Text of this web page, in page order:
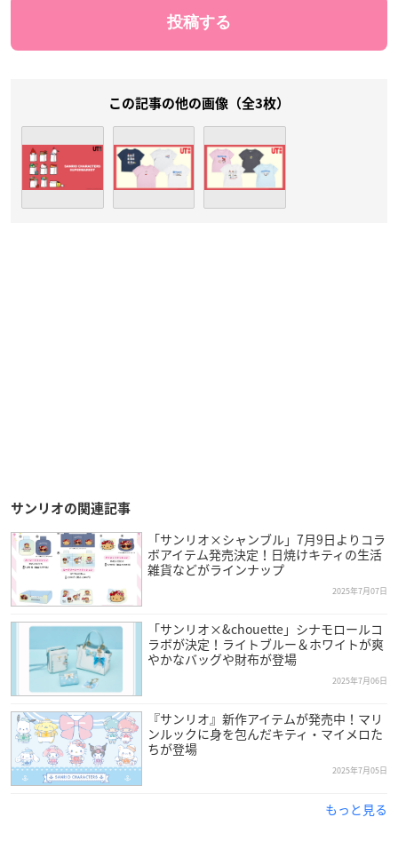
この記事の他の画像（全3枚）
サンリオの関連記事
「サンリオ×シャンブル」7月9日よりコラ
ボアイテム発売決定！日焼けキティの生活
雑貨などがラインナップ
2025年7月07日
「サンリオ×&chouette」シナモロールコ
ラボが決定！ライトブルー＆ホワイトが爽
やかなバッグや財布が登場
2025年7月06日
『サンリオ』新作アイテムが発売中！マリ
ンルックに身を包んだキティ・マイメロた
ちが登場
2025年7月05日
もっと見る